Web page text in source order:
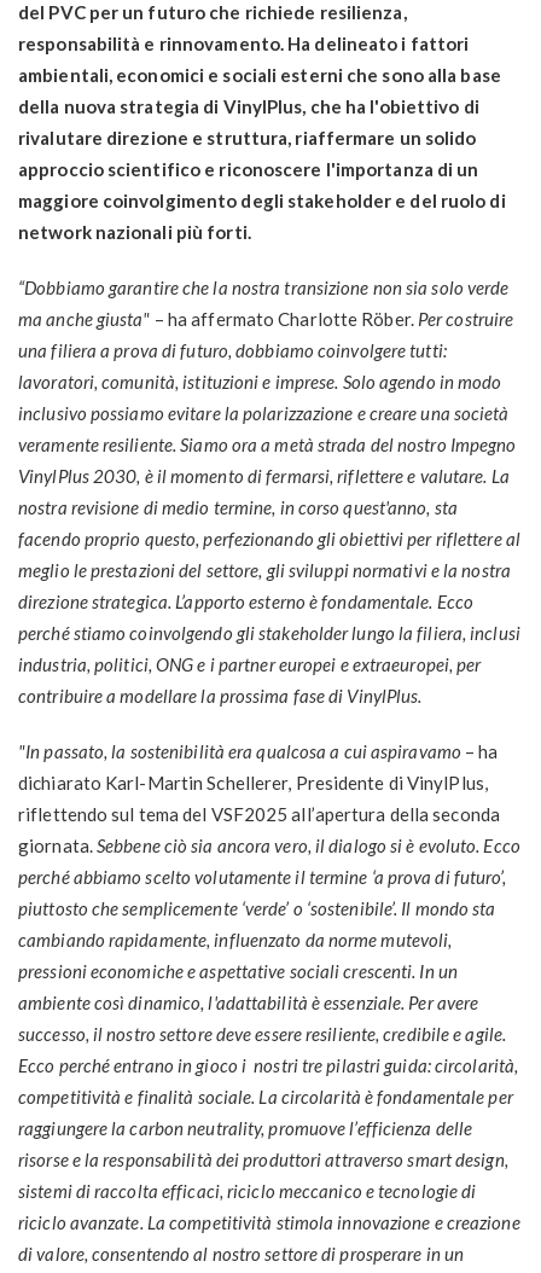
del PVC per un futuro che richiede resilienza,
responsabilità e rinnovamento. Ha delineato i fattori
ambientali, economici e sociali esterni che sono alla base
della nuova strategia di VinylPlus, che ha l'obiettivo di
rivalutare direzione e struttura, riaffermare un solido
approccio scientifico e riconoscere l'importanza di un
maggiore coinvolgimento degli stakeholder e del ruolo di
network nazionali più forti.
“Dobbiamo garantire che la nostra transizione non sia solo verde
ma anche giusta" – ha affermato Charlotte Röber. Per costruire
una filiera a prova di futuro, dobbiamo coinvolgere tutti:
lavoratori, comunità, istituzioni e imprese. Solo agendo in modo
inclusivo possiamo evitare la polarizzazione e creare una società
veramente resiliente. Siamo ora a metà strada del nostro Impegno
VinylPlus 2030, è il momento di fermarsi, riflettere e valutare. La
nostra revisione di medio termine, in corso quest'anno, sta
facendo proprio questo, perfezionando gli obiettivi per riflettere al
meglio le prestazioni del settore, gli sviluppi normativi e la nostra
direzione strategica. L’apporto esterno è fondamentale. Ecco
perché stiamo coinvolgendo gli stakeholder lungo la filiera, inclusi
industria, politici, ONG e i partner europei e extraeuropei, per
contribuire a modellare la prossima fase di VinylPlus.
"In passato, la sostenibilità era qualcosa a cui aspiravamo – ha
dichiarato Karl-Martin Schellerer, Presidente di VinylPlus,
riflettendo sul tema del VSF2025 all’apertura della seconda
giornata.Sebbene ciò sia ancora vero, il dialogo si è evoluto. Ecco
perché abbiamo scelto volutamente il termine ‘a prova di futuro’,
piuttosto che semplicemente ‘verde’ o ‘sostenibile’. Il mondo sta
cambiando rapidamente, influenzato da norme mutevoli,
pressioni economiche e aspettative sociali crescenti. In un
ambiente così dinamico, l'adattabilità è essenziale. Per avere
successo, il nostro settore deve essere resiliente, credibile e agile.
Ecco perché entrano in gioco i nostri tre pilastri guida: circolarità,
competitività e finalità sociale. La circolarità è fondamentale per
raggiungere la carbon neutrality, promuove l’efficienza delle
risorse e la responsabilità dei produttori attraverso smart design,
sistemi di raccolta efficaci, riciclo meccanico e tecnologie di
riciclo avanzate. La competitività stimola innovazione e creazione
di valore, consentendo al nostro settore di prosperare in un